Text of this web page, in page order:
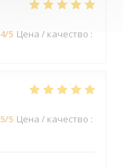
4/5 Цена / качество :
5/5 Цена / качество :